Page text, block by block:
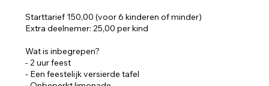
Starttarief 150,00 (voor 6 kinderen of minder)
Extra deelnemer: 25,00 per kind
Wat is inbegrepen?
- 2 uur feest
- Een feestelijk versierde tafel